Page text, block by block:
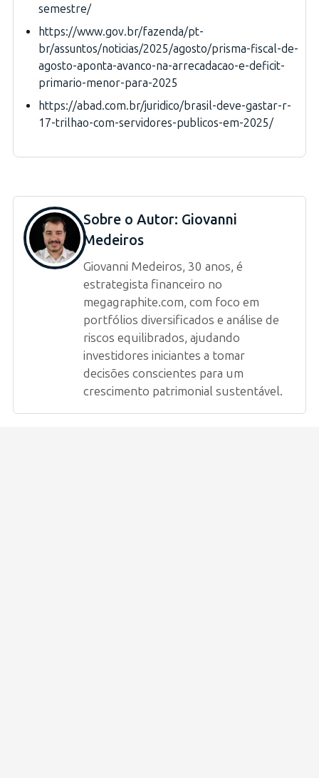
semestre/
https://www.gov.br/fazenda/pt-
br/assuntos/noticias/2025/agosto/prisma-fiscal-de-
agosto-aponta-avanco-na-arrecadacao-e-deficit-
primario-menor-para-2025
https://abad.com.br/juridico/brasil-deve-gastar-r-
17-trilhao-com-servidores-publicos-em-2025/
Sobre o Autor: Giovanni
Medeiros
Giovanni Medeiros, 30 anos, é
estrategista financeiro no
megagraphite.com, com foco em
portfólios diversificados e análise de
riscos equilibrados, ajudando
investidores iniciantes a tomar
decisões conscientes para um
crescimento patrimonial sustentável.